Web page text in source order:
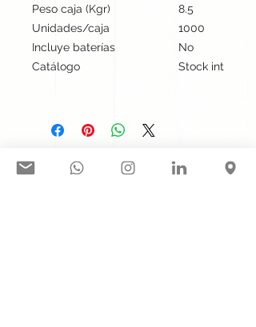
Peso caja (Kgr)
8.5
Unidades/caja
1000
Incluye baterías
No
Catálogo
Stock
Síguenos en nuestras redes